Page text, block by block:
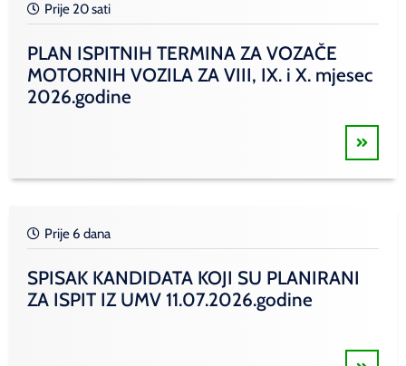
Prije 20 sati
PLAN ISPITNIH TERMINA ZA VOZAČE
MOTORNIH VOZILA ZA VIII, IX. i X. mjesec
2026.godine
Prije 6 dana
SPISAK KANDIDATA KOJI SU PLANIRANI
ZA ISPIT IZ UMV 11.07.2026.godine